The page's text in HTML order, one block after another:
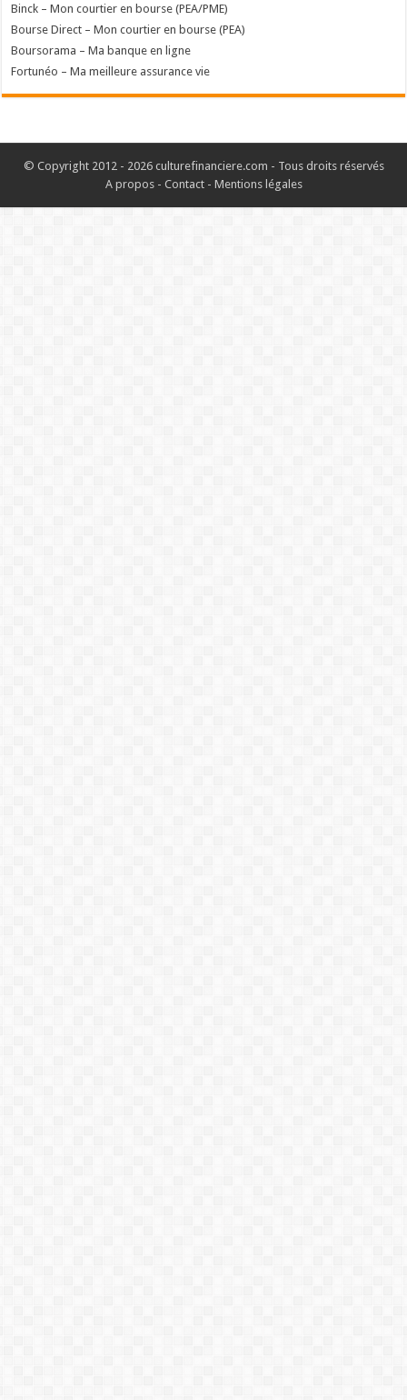
Binck – Mon courtier en bourse (PEA/PME)
Bourse Direct – Mon courtier en bourse (PEA)
Boursorama – Ma banque en ligne
Fortunéo – Ma meilleure assurance vie
© Copyright 2012 - 2026 culturefinanciere.com - Tous droits réservés
A propos- Contact- Mentions légales